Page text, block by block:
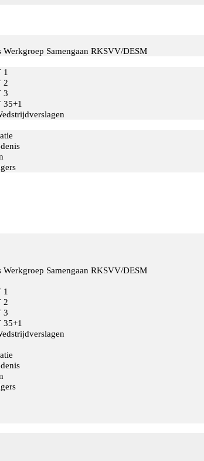
Werkgroep Samengaan RKSVV/DESM
1
2
3
35+1
Werkgroep Samengaan RKSVV/DESM
1
2
3
35+1